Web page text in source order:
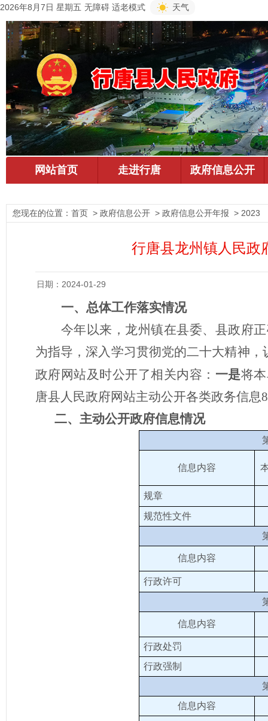
2026年8月7日 星期五 无障碍 适老模式 天气
您现在的位置： 首页 > 政府信息公开 > 政府信息公开年报 > 2023
行唐县龙州镇人民政
日期：2024-01-29
一、总体工作落实情况
今年以来，龙州镇在县委、县政府
为指导，深入学习贯彻党的二十大精神
政府网站及时公开了相关内容： 一是将
唐县人民政府网站主动公开各类政务信息8
二、主动公开政府信息情况
信息内容
规章
规范性文件
信息内容
行政许可
信息内容
行政处罚
行政强制
信息内容